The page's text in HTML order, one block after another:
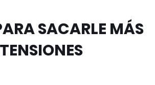
SACARLE MÁS